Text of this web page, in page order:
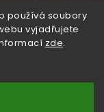
používá soubory
vyjadřujete
zde.